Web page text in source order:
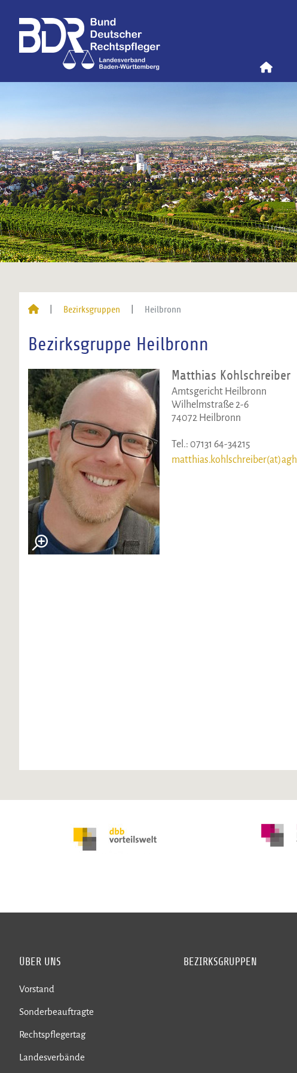
Bezirksgruppen Heilbronn
Bezirksgruppe Heilbronn
Matthias Kohlschreiber
Amtsgericht Heilbronn
Wilhelmstraße 2-6
74072 Heilbronn
Tel.: 07131 64-34215
ÜBER UNS
Vorstand
Sonderbeauftragte
Rechtspflegertag
Landesverbände
BEZIRKSGRUPPEN